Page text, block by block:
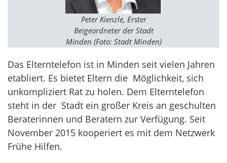
Peter Kienzle, Erster
Beigeordneter der Stadt
Minden (Foto: Stadt Minden)
Das Elterntelefon ist in Minden seit vielen Jahren
etabliert. Es bietet Eltern die Möglichkeit, sich
unkompliziert Rat zu holen. Dem Elterntelefon
steht in der Stadt ein großer Kreis an geschulten
Beraterinnen und Beratern zur Verfügung. Seit
November 2015 kooperiert es mit dem Netzwerk
Frühe Hilfen.